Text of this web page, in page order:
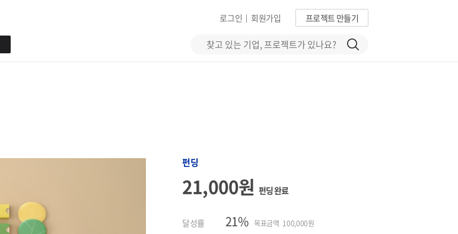
프로젝트 만들기
회원가입
|
로그인
펀딩
21,000원 펀딩 완료
달성률 21% 목표금액 100,000원